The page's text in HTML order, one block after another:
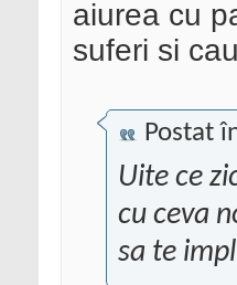
aiurea cu
suferi si
Postat
Uite ce
cu ceva
sa te